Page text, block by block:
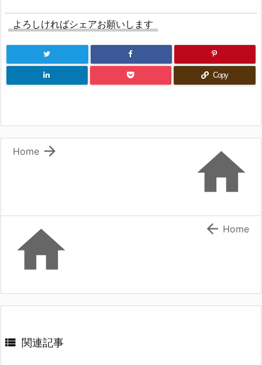
よろしければシェアお願いします
Copy


Home
  Home
 関連記事